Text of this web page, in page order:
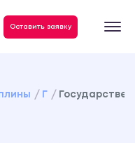
Оставить заявку
Г